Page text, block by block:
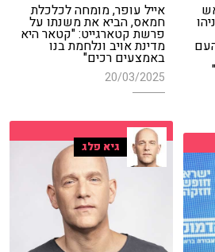
אייל עופר, מומחה לכלכלת
חמאס, הביא את משנתו על
פרשת קטארגייט: "קטאר היא
מדינת אויב ונלחמת בנו
באמצעים רכים"
20/03/2025
גיא פלג